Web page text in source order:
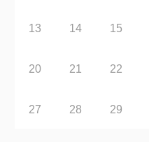
13 14 15
20 21 22
27 28 29